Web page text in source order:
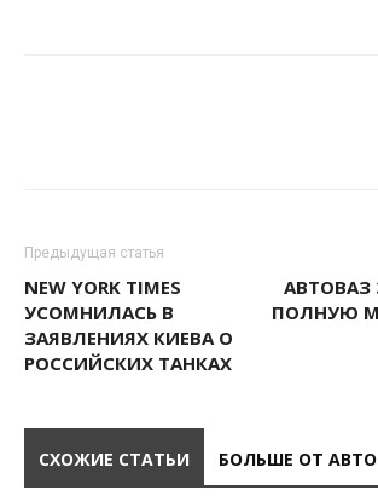
Предыдущая статья
NEW YORK TIMES
УСОМНИЛАСЬ В
ЗАЯВЛЕНИЯХ КИЕВА О
РОССИЙСКИХ ТАНКАХ
АВТОВАЗ
ПОЛНУЮ
СХОЖИЕ СТАТЬИ БОЛЬШЕ ОТ